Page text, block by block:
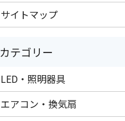
サイトマップ
LED・照明器具
エアコン・換気扇